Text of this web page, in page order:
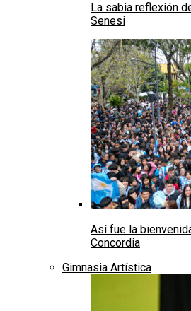
La sabia reflexión
Senesi
Así fue la
Concordia
Gimnasia Artística